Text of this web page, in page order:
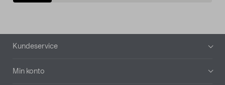
Bunntekst
Kundeservice
Min konto